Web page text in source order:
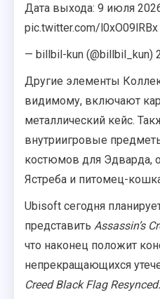
Дата выхода: 9 июля
pic.twitter.com/l0xO09lRBx
— billbil-kun (@billbil_kun)
Другие элементы
видимому, включают
металлический кейс.
внутриигровые
костюмов для Эдварда,
Ястреба и питомец-
Ubisoft сегодня
представить Assassin’s
что наконец положит
непрекращающихся
Creed Black Flag